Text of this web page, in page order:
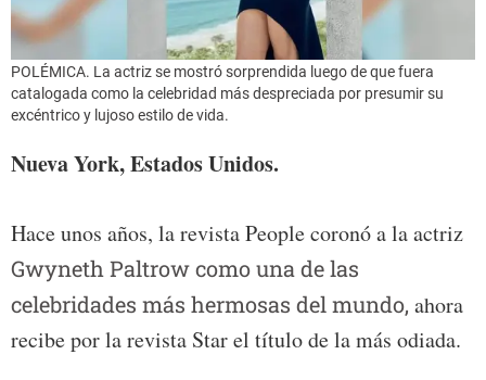
POLÉMICA. La actriz se mostró sorprendida luego de que fuera
catalogada como la celebridad más despreciada por presumir su
excéntrico y lujoso estilo de vida.
Nueva York, Estados Unidos.
Hace unos años, la revista People coronó a la actriz
Gwyneth Paltrow como una de las
celebridades más hermosas del mundo, ahora
recibe por la revista Star el título de la más odiada.